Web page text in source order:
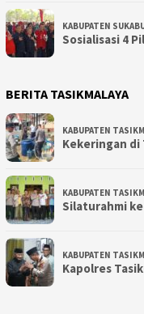
KABUPATEN
Sosialisasi 4
BERITA TASIKMALAYA
KABUPATEN
Kekeringan di
KABUPATEN
Silaturahmi
KABUPATEN
Kapolres